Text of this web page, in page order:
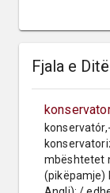
Fjala e
mbështetet
(pikëpamje)